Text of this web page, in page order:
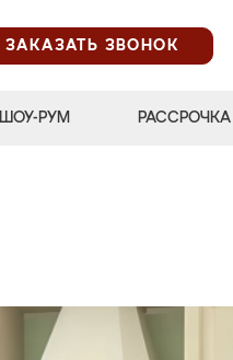
ЗАКАЗАТЬ ЗВОНОК
ШОУ-РУМ РАССРОЧКА